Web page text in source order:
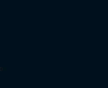
tab)
in a new tab)